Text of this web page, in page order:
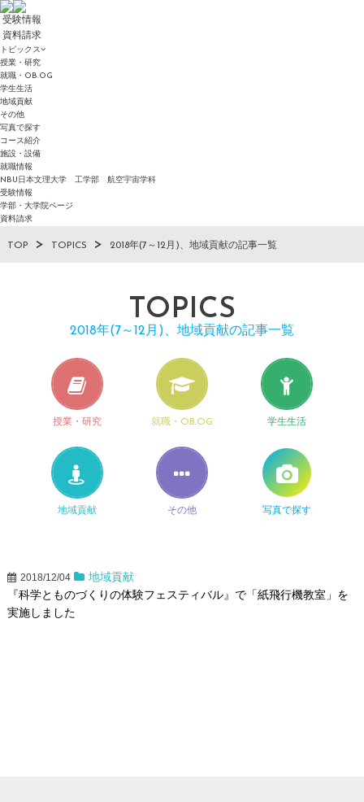
受験情報
資料請求
トピックス
授業・研究
就職・OB.OG
学生生活
地域貢献
その他
写真で探す
コース紹介
施設・設備
就職情報
NBU日本文理大学 工学部 航空宇宙学科
受験情報
学部・大学院ページ
資料請求
TOP TOPICS 2018年(7～12月)、地域貢献の記事一覧
TOPICS
2018年(7～12月)、地域貢献の記事一覧
授業・研究 就職・OB.OG 学生生活
地域貢献 その他 写真で探す
2018/12/04
地域貢献
『科学とものづくりの体験フェスティバル』で「紙飛行機教室」を
実施しました